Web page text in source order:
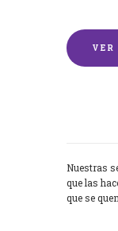
VER
Nuestras
que las
que se